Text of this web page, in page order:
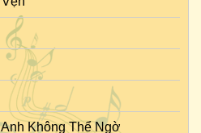
Không Thể Ngờ